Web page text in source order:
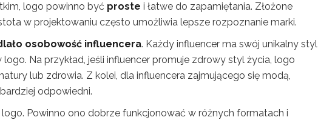
logo powinno być proste i łatwe do zapamiętania. Złożone
w projektowaniu często umożliwia lepsze rozpoznanie marki.
osobowość influencera. Każdy influencer ma swój unikalny styl
Na przykład, jeśli influencer promuje zdrowy styl życia, logo
lub zdrowia. Z kolei, dla influencera zajmującego się modą,
odpowiedni.
logo. Powinno ono dobrze funkcjonować w różnych formatach i